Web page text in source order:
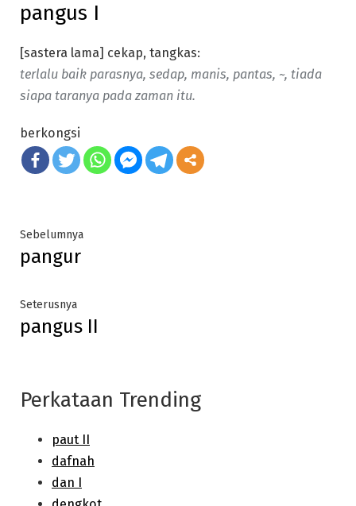
pangus I
[sastera lama] cekap, tangkas:
terlalu baik parasnya, sedap, manis, pantas, ~, tiada
siapa taranya pada zaman itu.
berkongsi
Post
navigation
SebelumnyaPrevious
pangur
SeterusnyaNext
post:
pangus II
Perkataan Trending